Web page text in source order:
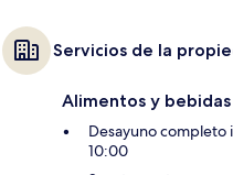
Servicios de la
Alimentos y bebidas
Desayuno completo
10:00